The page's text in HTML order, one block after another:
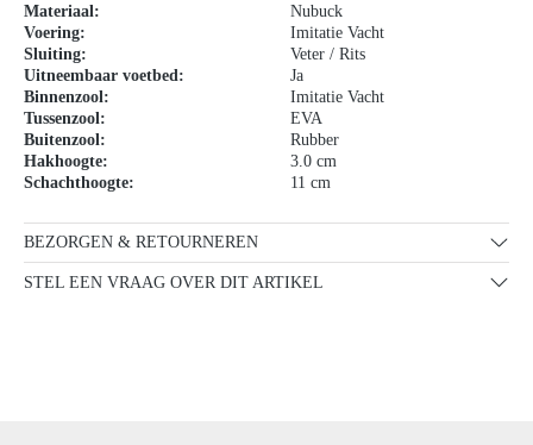
Materiaal:
Nubuck
Voering:
Imitatie Vacht
Sluiting:
Veter / Rits
Uitneembaar voetbed:
Ja
Binnenzool:
Imitatie Vacht
Tussenzool:
EVA
Buitenzool:
Rubber
Hakhoogte:
3.0 cm
Schachthoogte:
11 cm
BEZORGEN & RETOURNEREN
STEL EEN VRAAG OVER DIT ARTIKEL